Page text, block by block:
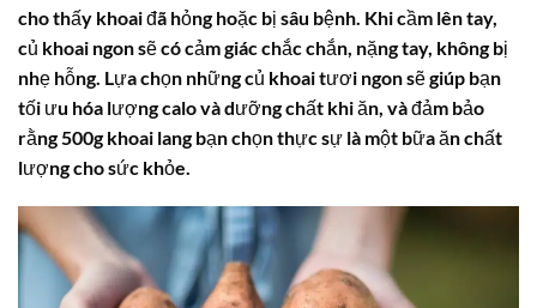
cho thấy khoai đã hỏng hoặc bị sâu bệnh. Khi cầm lên tay,
củ khoai ngon sẽ có cảm giác chắc chắn, nặng tay, không bị
nhẹ hỗng. Lựa chọn những củ khoai tươi ngon sẽ giúp bạn
tối ưu hóa lượngcalovà dưỡng chất khi ăn, và đảm bảo
rằng500g khoai langbạn chọn thực sự là một bữa ăn chất
lượng cho sức khỏe.